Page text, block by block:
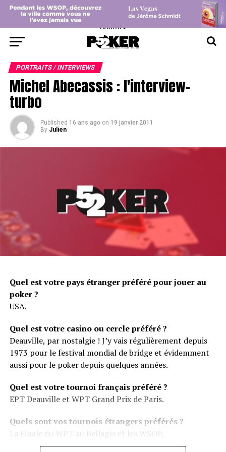
center>
PORTRAITS / INTERVIEWS
Michel Abecassis : l'interview-
turbo
Published 16 ans ago on 19 janvier 2011
By Julien
Quel est votre pays étranger préféré pour jouer au
poker ?
USA.
Quel est votre casino ou cercle préféré ?
Deauville, par nostalgie ! J’y vais régulièrement depuis
1973 pour le festival mondial de bridge et évidemment
aussi pour le pokerdepuis quelques années.
Quel est votre tournoi français préféré ?
EPT Deauville et WPT Grand Prix de Paris.
Quels sont vos tournois étrangers préférés ?
La Finale du WPT au Bellagio et les WSOP.